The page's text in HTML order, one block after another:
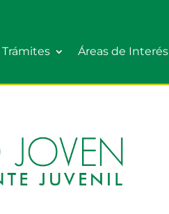
Trámites Áreas de Interés